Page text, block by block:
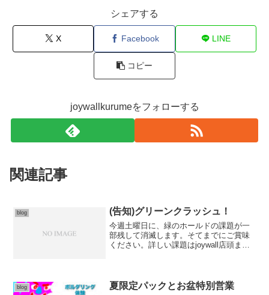
シェアする
X Facebook LINE
コピー
joywallkurumeをフォローする
関連記事
blog (告知)グリーンクラッシュ！
今週土曜日に、緑のホールドの課題が一
部残して消滅します。そてまでにご賞味
ください。詳しい課題はjoywall店頭ま
ください。という...
blog 夏限定パックとお盆特別営業